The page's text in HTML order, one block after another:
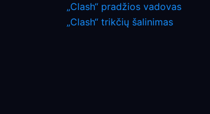
„Clash“ pradžios vadovas
„Clash“ trikčių šalinimas